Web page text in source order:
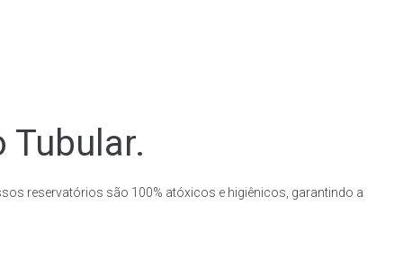
Tubular.
reservatórios são 100% atóxicos e higiênicos, garantindo a